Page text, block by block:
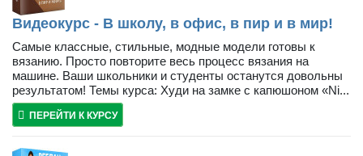
Видеокурс - В школу, в офис, в пир и в мир!
Самые классные, стильные, модные модели готовы к
вязанию. Просто повторите весь процесс вязания на
машине. Ваши школьники и студенты останутся довольны
результатом! Темы курса: Худи на замке с капюшоном «Ni...
ПЕРЕЙТИ К КУРСУ